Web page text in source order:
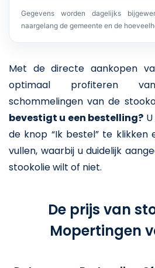
Gegevens worden dagelijks
naargelang de gemeente en de
Met de directe aankopen
optimaal profiteren
schommelingen van de
bevestigt u een bestelling?
de knop “Ik bestel” te
vullen, waarbij u duidelijk
stookolie wilt of niet.
De prijs van
Mopertingen